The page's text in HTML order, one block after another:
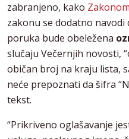
zabranjeno, kako Zakonom
zakonu se dodatno navodi
poruka bude obeležena
slučaju Večernjih novosti,
običan broj na kraju lista,
neće prepoznati da šifra
tekst.
“Prikriveno oglašavanje